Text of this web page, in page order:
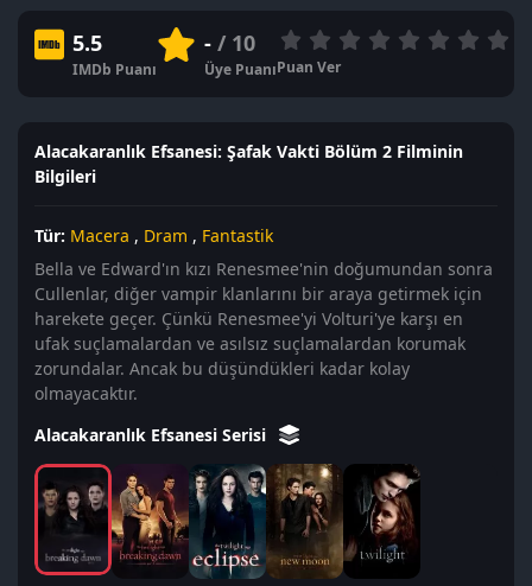
5.5
IMDb Puanı
-/ 10
Üye PuanıPuan Ver
Alacakaranlık Efsanesi: Şafak Vakti Bölüm 2 Filminin
Bilgileri
Tür: Macera , Dram , Fantastik
Bella ve Edward'ın kızı Renesmee'nin doğumundan sonra
Cullenlar, diğer vampir klanlarını bir araya getirmek için
harekete geçer. Çünkü Renesmee'yi Volturi'ye karşı en
ufak suçlamalardan ve asılsız suçlamalardan korumak
zorundalar. Ancak bu düşündükleri kadar kolay
olmayacaktır.
Alacakaranlık Efsanesi Serisi